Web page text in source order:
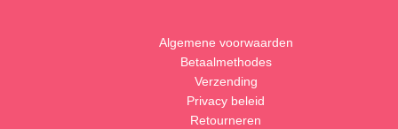
Algemene voorwaarden
Betaalmethodes
Verzending
Privacy beleid
Retourneren